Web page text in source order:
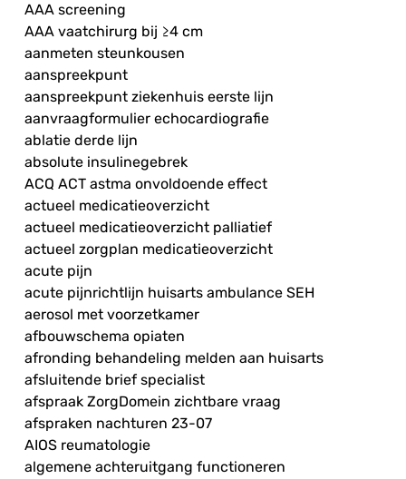
AAA screening
AAA vaatchirurg bij ≥4 cm
aanmeten steunkousen
aanspreekpunt
aanspreekpunt ziekenhuis eerste lijn
aanvraagformulier echocardiografie
ablatie derde lijn
absolute insulinegebrek
ACQ ACT astma onvoldoende effect
actueel medicatieoverzicht
actueel medicatieoverzicht palliatief
actueel zorgplan medicatieoverzicht
acute pijn
acute pijnrichtlijn huisarts ambulance SEH
aerosol met voorzetkamer
afbouwschema opiaten
afronding behandeling melden aan huisarts
afsluitende brief specialist
afspraak ZorgDomein zichtbare vraag
afspraken nachturen 23-07
AIOS reumatologie
algemene achteruitgang functioneren